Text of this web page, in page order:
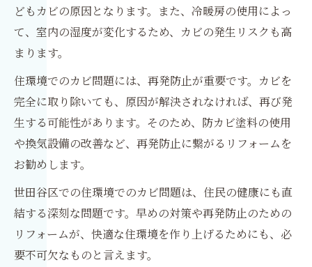
どもカビの原因となります。また、冷暖房の使用によっ
て、室内の湿度が変化するため、カビの発生リスクも高
まります。
住環境でのカビ問題には、再発防止が重要です。カビを
完全に取り除いても、原因が解決されなければ、再び発
生する可能性があります。そのため、防カビ塗料の使用
や換気設備の改善など、再発防止に繋がるリフォームを
お勧めします。
世田谷区での住環境でのカビ問題は、住民の健康にも直
結する深刻な問題です。早めの対策や再発防止のための
リフォームが、快適な住環境を作り上げるためにも、必
要不可欠なものと言えます。